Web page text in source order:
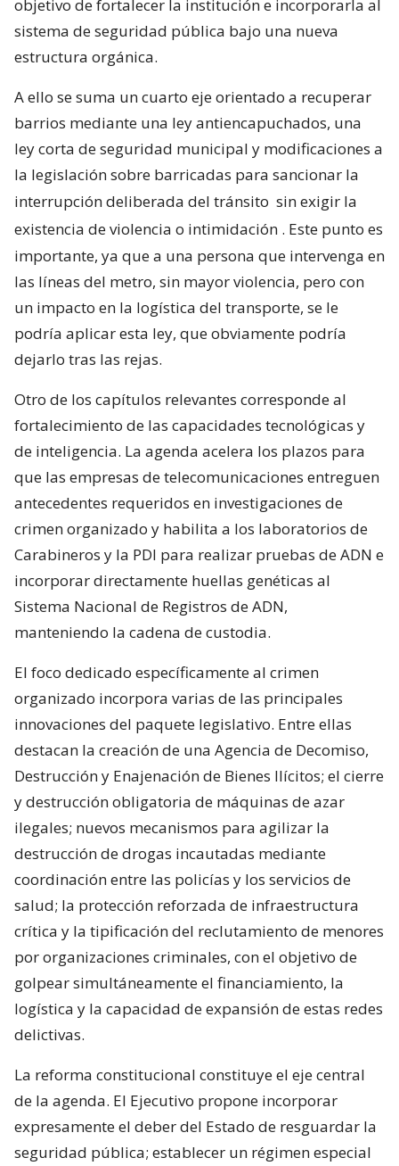
objetivo de fortalecer la institución e incorporarla al
sistema de seguridad pública bajo una nueva
estructura orgánica.
A ello se suma un cuarto eje orientado a recuperar
barrios mediante una ley antiencapuchados, una
ley corta de seguridad municipal y modificaciones a
la legislación sobre barricadas para sancionar la
interrupción deliberada del tránsito sin exigir la
existencia de violencia o intimidación . Este punto es
importante, ya que a una persona que intervenga en
las líneas del metro, sin mayor violencia, pero con
un impacto en la logística del transporte, se le
podría aplicar esta ley, que obviamente podría
dejarlo tras las rejas.
Otro de los capítulos relevantes corresponde al
fortalecimiento de las capacidades tecnológicas y
de inteligencia. La agenda acelera los plazos para
que las empresas de telecomunicaciones entreguen
antecedentes requeridos en investigaciones de
crimen organizado y habilita a los laboratorios de
Carabineros y la PDI para realizar pruebas de ADN e
incorporar directamente huellas genéticas al
Sistema Nacional de Registros de ADN,
manteniendo la cadena de custodia.
El foco dedicado específicamente al crimen
organizado incorpora varias de las principales
innovaciones del paquete legislativo. Entre ellas
destacan la creación de una Agencia de Decomiso,
Destrucción y Enajenación de Bienes Ilícitos; el cierre
y destrucción obligatoria de máquinas de azar
ilegales; nuevos mecanismos para agilizar la
destrucción de drogas incautadas mediante
coordinación entre las policías y los servicios de
salud; la protección reforzada de infraestructura
crítica y la tipificación del reclutamiento de menores
por organizaciones criminales, con el objetivo de
golpear simultáneamente el financiamiento, la
logística y la capacidad de expansión de estas redes
delictivas.
La reforma constitucional constituye el eje central
de la agenda. El Ejecutivo propone incorporar
expresamente el deber del Estado de resguardar la
seguridad pública; establecer un régimen especial